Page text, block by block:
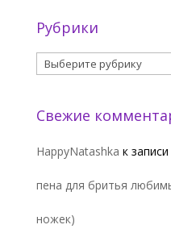
Рубрики
Рубрики
Свежие
HappyNatashka к записи
пена для бритья
ножек)